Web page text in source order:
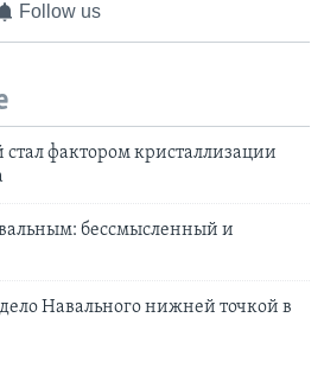
Follow us
фактором кристаллизации
бессмысленный и
Навального нижней точкой в